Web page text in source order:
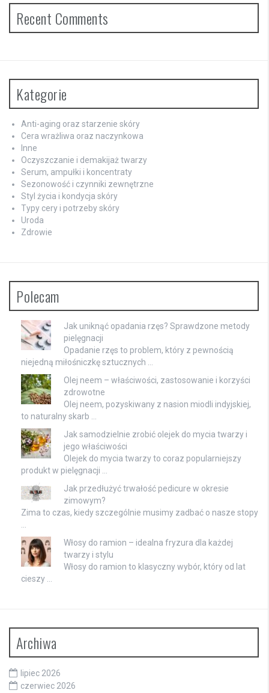
Recent Comments
Kategorie
Anti-aging oraz starzenie skóry
Cera wrażliwa oraz naczynkowa
Inne
Oczyszczanie i demakijaż twarzy
Serum, ampułki i koncentraty
Sezonowość i czynniki zewnętrzne
Styl życia i kondycja skóry
Typy cery i potrzeby skóry
Uroda
Zdrowie
Polecam
Jak uniknąć opadania rzęs? Sprawdzone metody
pielęgnacji
Opadanie rzęs to problem, który z pewnością
niejedną miłośniczkę sztucznych …
Olej neem – właściwości, zastosowanie i korzyści
zdrowotne
Olej neem, pozyskiwany z nasion miodli indyjskiej,
to naturalny skarb …
Jak samodzielnie zrobić olejek do mycia twarzy i
jego właściwości
Olejek do mycia twarzy to coraz popularniejszy
produkt w pielęgnacji …
Jak przedłużyć trwałość pedicure w okresie
zimowym?
Zima to czas, kiedy szczególnie musimy zadbać o nasze stopy
…
Włosy do ramion – idealna fryzura dla każdej
twarzy i stylu
Włosy do ramion to klasyczny wybór, który od lat
cieszy …
Archiwa
lipiec 2026
czerwiec 2026